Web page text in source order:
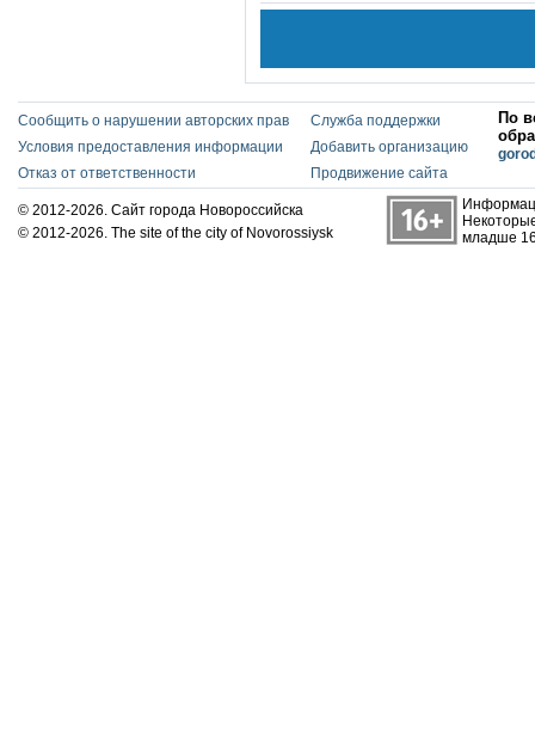
Сообщить о нарушении авторских прав
Условия предоставления информации
Отказ от ответственности
Служба поддержки
Добавить организацию
Продвижение сайта
По
© 2012-2026. Сайт города Новороссийска
© 2012-2026. The site of the city of Novorossiysk
младше